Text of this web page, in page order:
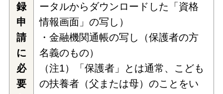
録
申
請
に
必
要
ータルからダウンロードした「資格
情報画面」の写し）
・金融機関通帳の写し（保護者の方
名義のもの）
（注1）「保護者」とは通常、こども
の扶養者（父または母）のことをい